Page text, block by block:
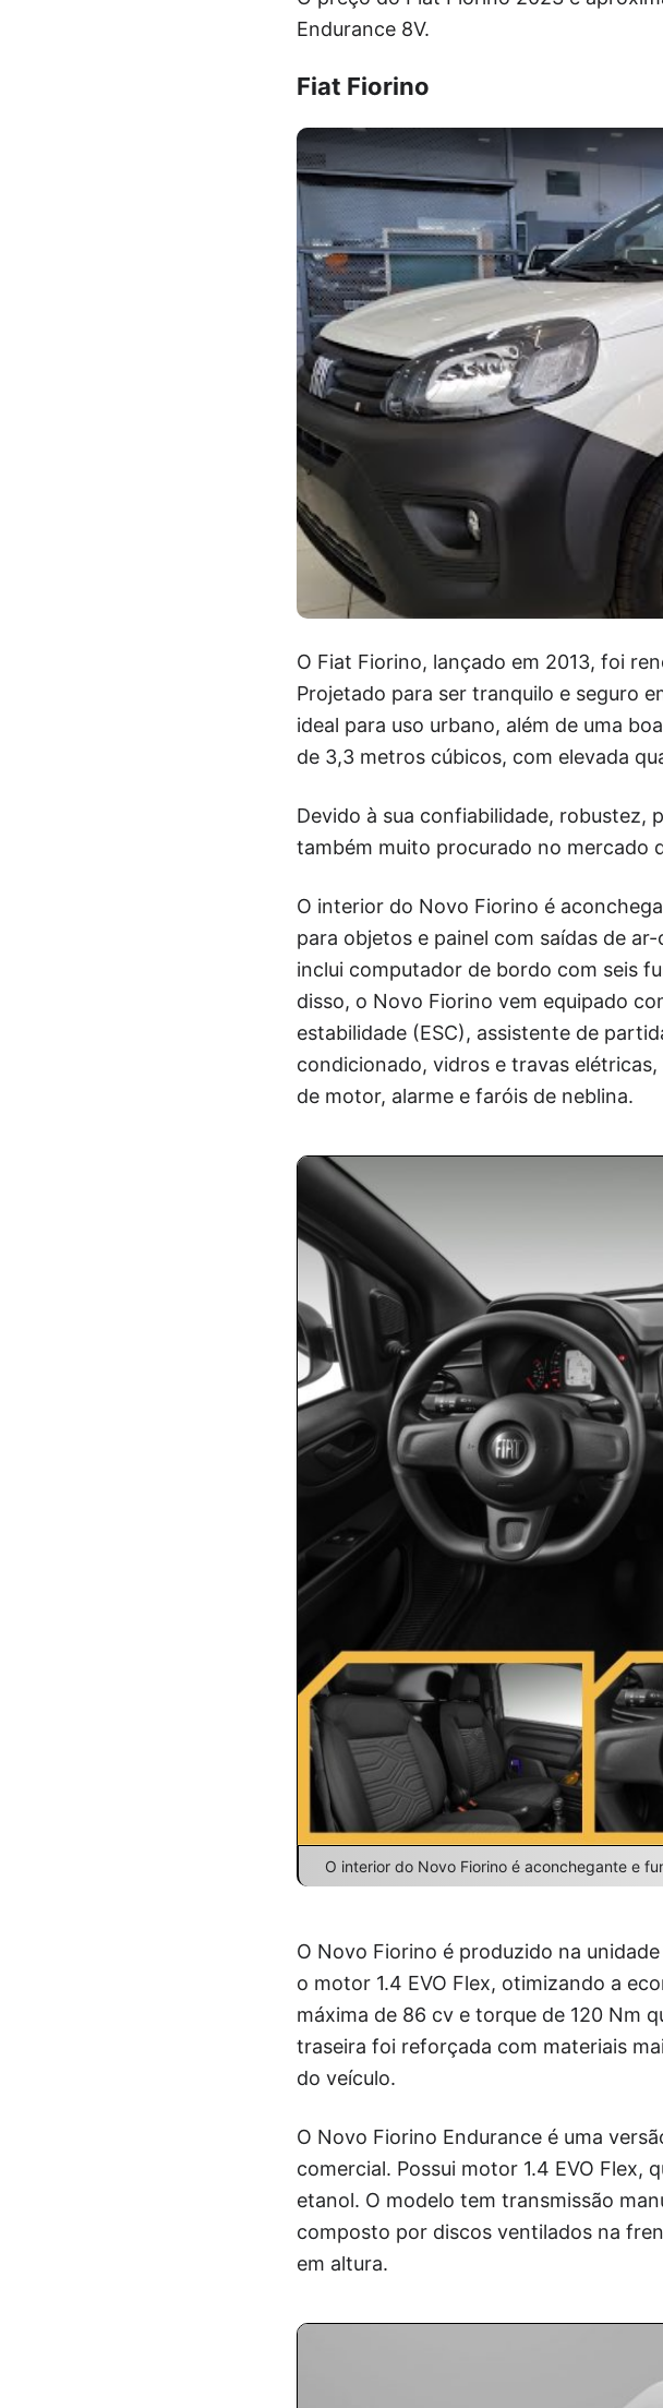
Endurance 8V.
Fiat Fiorino
O Fiat Fiorino, lançado em 2013, foi
Projetado para ser tranquilo e seguro
ideal para uso urbano, além de uma
de 3,3 metros cúbicos, com elevada
Devido à sua confiabilidade, robustez,
também muito procurado no mercado
O interior do Novo Fiorino é
para objetos e painel com saídas de
inclui computador de bordo com seis
disso, o Novo Fiorino vem equipado
estabilidade (ESC), assistente de
condicionado, vidros e travas
de motor, alarme e faróis de neblina.
O interior do Novo Fiorino é aconchegante e
O Novo Fiorino é produzido na
o motor 1.4 EVO Flex, otimizando a
máxima de 86 cv e torque de 120 Nm
traseira foi reforçada com materiais
do veículo.
O Novo Fiorino Endurance é uma
comercial. Possui motor 1.4 EVO Flex,
etanol. O modelo tem transmissão
composto por discos ventilados na
em altura.